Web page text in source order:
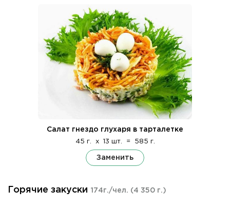
Салат гнездо глухаря в тарталетке
45 г. x 13 шт. = 585 г.
Заменить
Горячие закуски 174г./чел. (4 350 г.)